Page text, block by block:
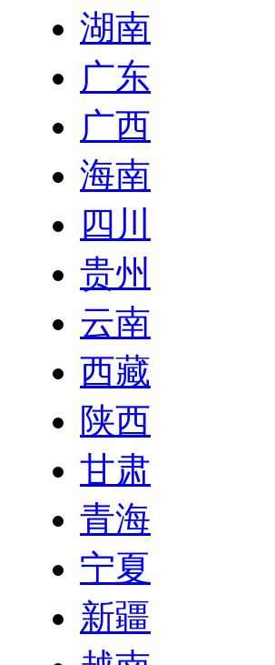
湖南
广东
广西
海南
四川
贵州
云南
西藏
陕西
甘肃
青海
宁夏
新疆